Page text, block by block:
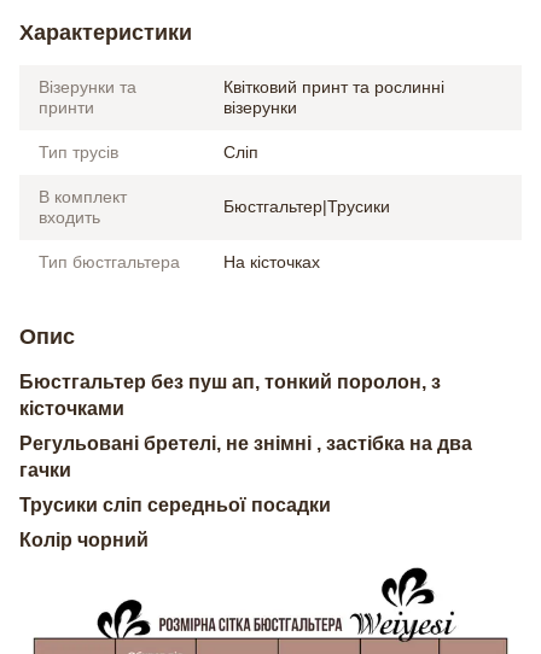
Характеристики
Візерунки та
принти
Квітковий принт та рослинні
візерунки
Тип трусів Сліп
В комплект
входить
Бюстгальтер|Трусики
Тип бюстгальтера На кісточках
Опис
Бюстгальтер без пуш ап, тонкий поролон, з
кісточками
Регульовані бретелі, не знімні , застібка на два
гачки
Трусики сліп середньої посадки
Колір чорний